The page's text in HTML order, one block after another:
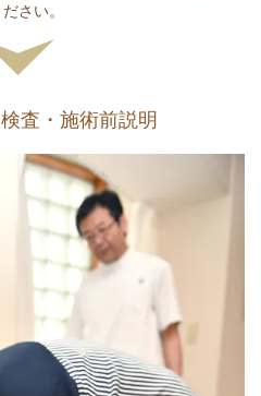
さい。
査・施術前説明